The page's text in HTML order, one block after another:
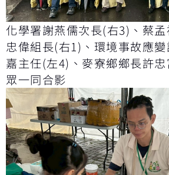
化學署謝燕儒次長(右3)、蔡
忠偉組長(右1)、環境事故應
嘉主任(左4)、麥寮鄉鄉長許
眾一同合影